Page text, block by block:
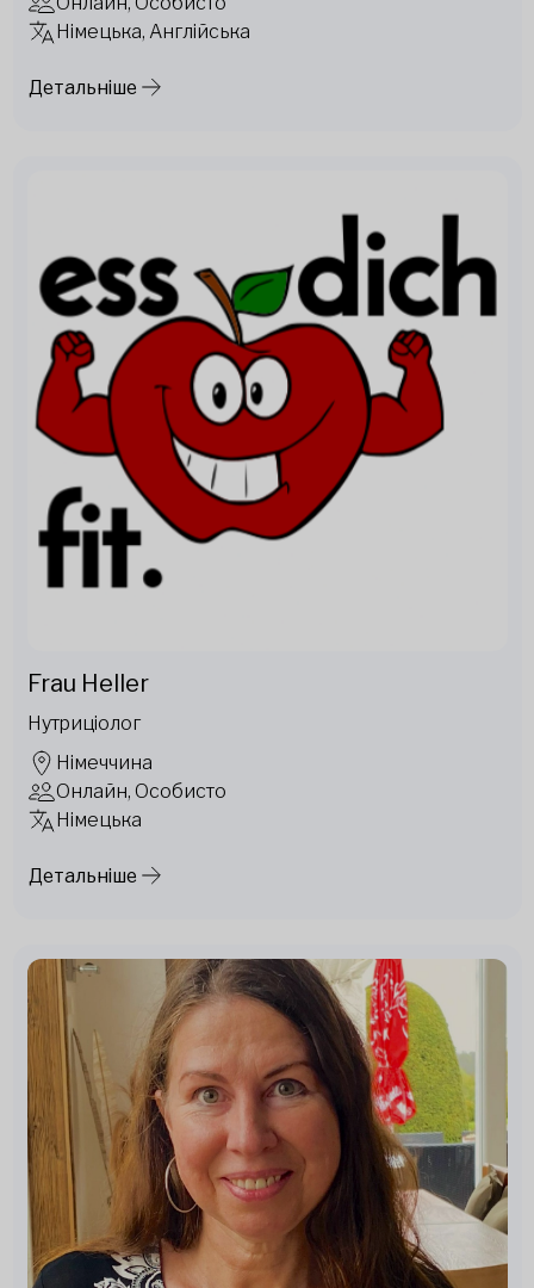
Німецька, Англійська
Детальніше
Frau Heller
Нутриціолог
Німеччина
Онлайн, Особисто
Німецька
Детальніше